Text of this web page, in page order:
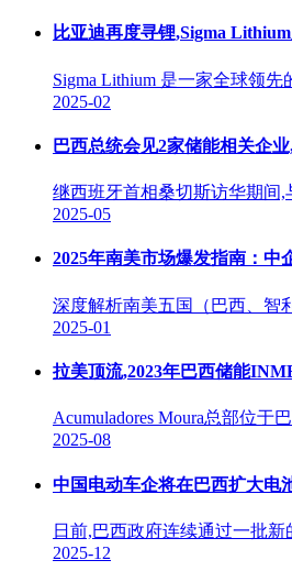
比亚迪再度寻锂,Sigma
Sigma Lithium 是一家全球领
2025-02
巴西总统会见2家储能相关企
继西班牙首相桑切斯访华期间
2025-05
2025年南美市场爆发指南：中
深度解析南美五国（巴西、智
2025-01
拉美顶流,2023年巴西储能
Acumuladores Moura总部位
2025-08
中国电动车企将在巴西扩大电
日前,巴西政府连续通过一批
2025-12